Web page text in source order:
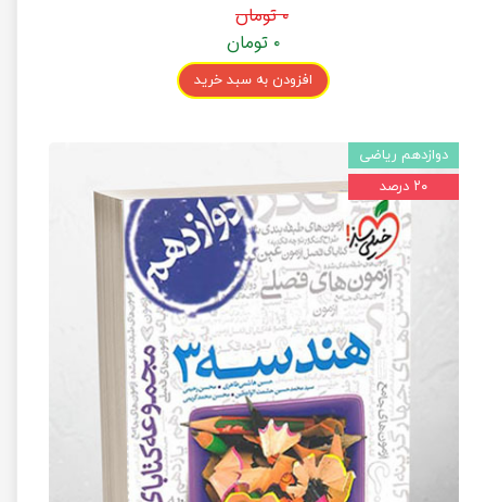
۰ تومان
۰ تومان
افزودن به سبد خرید
دوازدهم ریاضی
۲۰ درصد